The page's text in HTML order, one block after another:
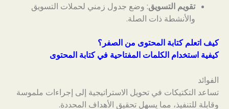
تقويم التسويق: وضع جدول زمني لحملات التسويق
والأنشطة ذات الصلة.
كيف اتعلم كتابة المحتوى من الصفر؟
كيفية استخدام الكلمات المفتاحية في كتابة المحتوى
الفوائد
تساعد التكتيكات في تحويل الاستراتيجية إلى إجراءات ملموسة
وقابلة للتنفيذ، مما يسهل تحقيق الأهداف المحددة.